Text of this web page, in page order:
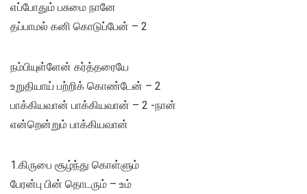
எப்போதும் பசுமை நானே
தப்பாமல் கனி கொடுப்பேன் – 2
நம்பியுள்ளேன் கர்த்தரையே
உறுதியாய் பற்றிக் கொண்டேன் – 2
பாக்கியவான் பாக்கியவான் – 2 -நான்
என்றென்றும் பாக்கியவான்
1.கிருபை சூழ்ந்து கொள்ளும்
பேரன்பு பின் தொடரும் – உம்